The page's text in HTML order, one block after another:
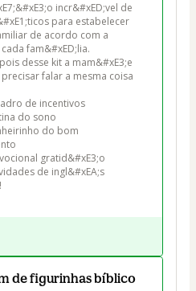
incr&#xED;vel de
para estabelecer
de acordo com a
fam&#xED;lia.
desse kit a mam&#xE3;e
precisar falar a mesma coisa
de incentivos
do sono
do bom
gratid&#xE3;o
de ingl&#xEA;s
de figurinhas bíblico